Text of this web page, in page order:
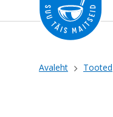
Leivapuru
Avaleht Tooted